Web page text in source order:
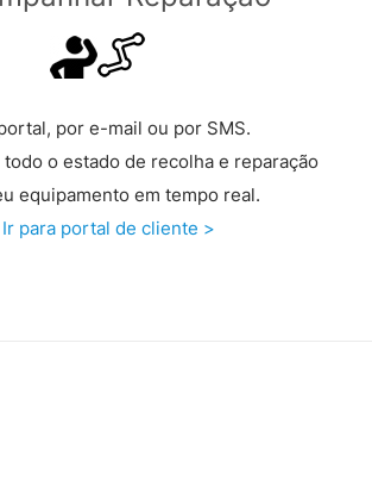
por e-mail ou por SMS.
o estado de recolha e reparação
equipamento em tempo real.
Ir para portal de cliente >